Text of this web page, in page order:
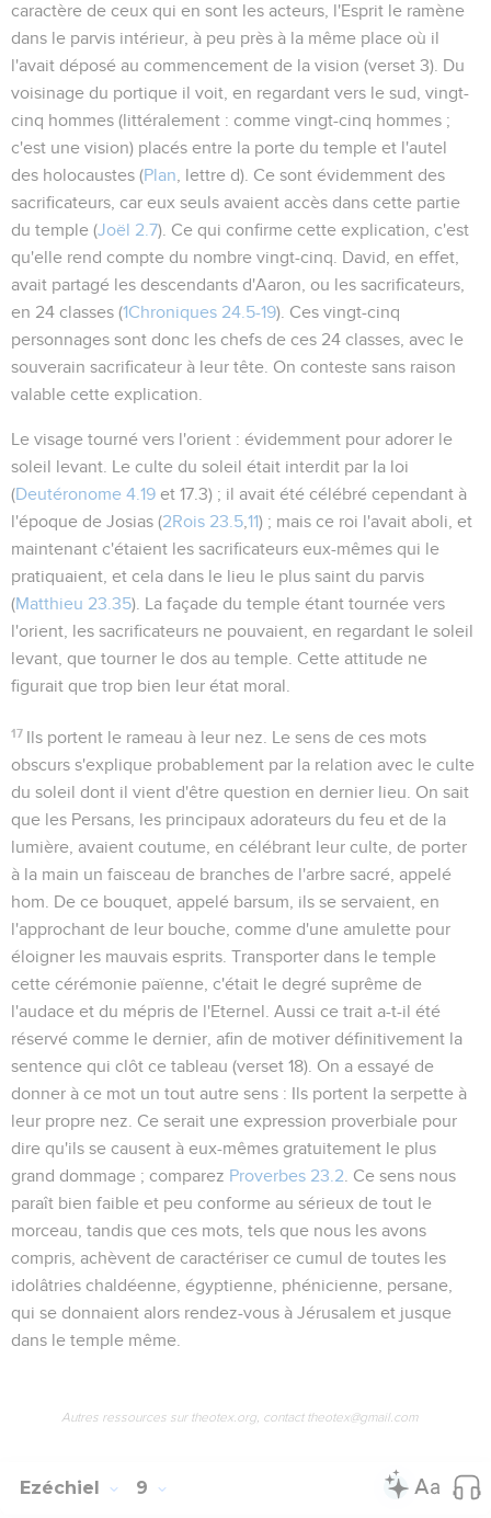
caractère de ceux qui en sont les acteurs, l'Esprit le ramène
dans le parvis intérieur, à peu près à la même place où il
l'avait déposé au commencement de la vision (verset 3). Du
voisinage du portique il voit, en regardant vers le sud, vingt-
cinq hommes (littéralement : comme vingt-cinq hommes ;
c'est une vision) placés entre la porte du temple et l'autel
des holocaustes (Plan , lettre d). Ce sont évidemment des
sacrificateurs, car eux seuls avaient accès dans cette partie
du temple (Joël 2.7). Ce qui confirme cette explication, c'est
qu'elle rend compte du nombre vingt-cinq . David, en effet,
avait partagé les descendants d'Aaron, ou les sacrificateurs,
en 24 classes (1Chroniques 24.5-19). Ces vingt-cinq
personnages sont donc les chefs de ces 24 classes, avec le
souverain sacrificateur à leur tête. On conteste sans raison
valable cette explication.
Le visage tourné vers l'orient : évidemment pour adorer le
soleil levant. Le culte du soleil était interdit par la loi
(Deutéronome 4.19 et 17.3) ; il avait été célébré cependant à
l'époque de Josias (2Rois 23.5 11) ; mais ce roi l'avait aboli, et
maintenant c'étaient les sacrificateurs eux-mêmes qui le
pratiquaient, et cela dans le lieu le plus saint du parvis
(Matthieu 23.35). La façade du temple étant tournée vers
l'orient, les sacrificateurs ne pouvaient, en regardant le soleil
levant, que tourner le dos au temple. Cette attitude ne
figurait que trop bien leur état moral.
17 Ils portent le rameau à leur nez . Le sens de ces mots
obscurs s'explique probablement par la relation avec le culte
du soleil dont il vient d'être question en dernier lieu. On sait
que les Persans, les principaux adorateurs du feu et de la
lumière, avaient coutume, en célébrant leur culte, de porter
à la main un faisceau de branches de l'arbre sacré, appelé
hom . De ce bouquet, appelé barsum , ils se servaient, en
l'approchant de leur bouche, comme d'une amulette pour
éloigner les mauvais esprits. Transporter dans le temple
cette cérémonie païenne, c'était le degré suprême de
l'audace et du mépris de l'Eternel. Aussi ce trait a-t-il été
réservé comme le dernier, afin de motiver définitivement la
sentence qui clôt ce tableau (verset 18). On a essayé de
donner à ce mot un tout autre sens : Ils portent la serpette à
leur propre nez. Ce serait une expression proverbiale pour
dire qu'ils se causent à eux-mêmes gratuitement le plus
grand dommage ; comparez Proverbes 23.2 . Ce sens nous
paraît bien faible et peu conforme au sérieux de tout le
morceau, tandis que ces mots, tels que nous les avons
compris, achèvent de caractériser ce cumul de toutes les
idolâtries chaldéenne, égyptienne, phénicienne, persane,
qui se donnaient alors rendez-vous à Jérusalem et jusque
dans le temple même.
Autres ressources sur theotex.org, contact theotex@gmail.com
Ezéchiel 9